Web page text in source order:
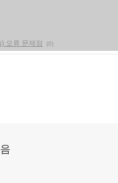
오류 문제점 (0)